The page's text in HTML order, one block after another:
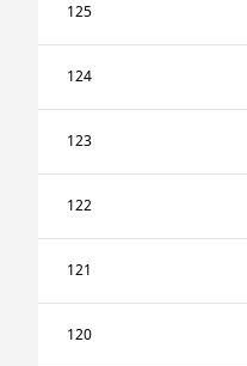
125
124
123
122
121
120